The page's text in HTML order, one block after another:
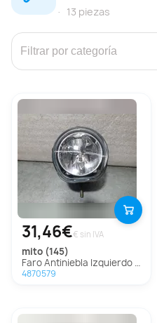
13 piezas
31,46€€ sin IVA
mito (145)
Faro Antiniebla Izquierdo Para Alfa Romeo Mito
4870579